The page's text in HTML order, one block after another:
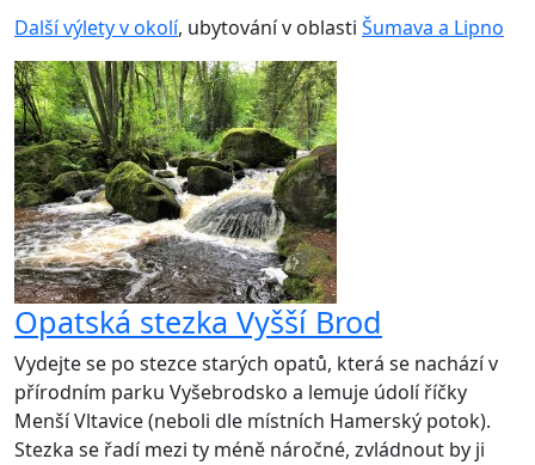
Další výlety v okolí, ubytování v oblasti Šumava a Lipno
Opatská stezka Vyšší Brod
Vydejte se po stezce starých opatů, která se nachází v
přírodním parku Vyšebrodsko a lemuje údolí říčky
Menší Vltavice (neboli dle místních Hamerský potok).
Stezka se řadí mezi ty méně náročné, zvládnout by ji